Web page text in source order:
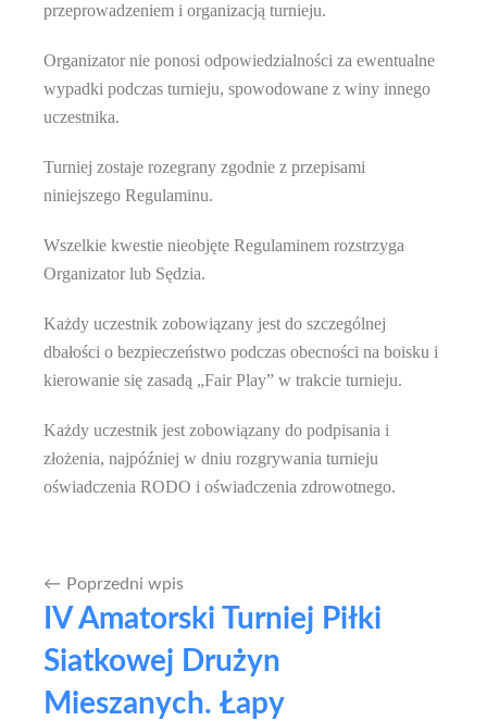
przeprowadzeniem i organizacją turnieju.
Organizator nie ponosi odpowiedzialności za ewentualne
wypadki podczas turnieju, spowodowane z winy innego
uczestnika.
Turniej zostaje rozegrany zgodnie z przepisami
niniejszego Regulaminu.
Wszelkie kwestie nieobjęte Regulaminem rozstrzyga
Organizator lub Sędzia.
Każdy uczestnik zobowiązany jest do szczególnej
dbałości o bezpieczeństwo podczas obecności na boisku i
kierowanie się zasadą „Fair Play” w trakcie turnieju.
Każdy uczestnik jest zobowiązany do podpisania i
złożenia, najpóźniej w dniu rozgrywania turnieju
oświadczenia RODO i oświadczenia zdrowotnego.
Nawigacja
wpisu
Poprzedni wpis
IV Amatorski Turniej Piłki
Siatkowej Drużyn
Mieszanych. Łapy